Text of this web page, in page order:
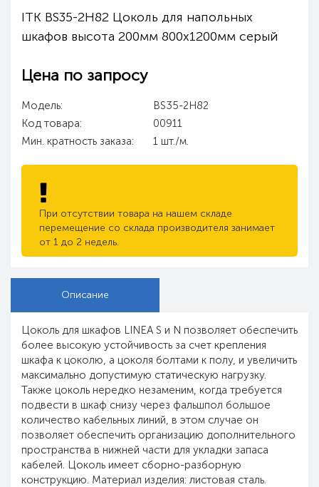
ITK BS35-2H82 Цоколь для напольных
шкафов высота 200мм 800х1200мм серый
Цена по запросу
Модель:
BS35-2H82
Код товара:
00911
Мин. кратность заказа:
1 шт./м.
При отсутствии товара на нашем складе
перемещение со склада производителя занимает
от 1 до 2 недель.
Описание
Цоколь для шкафов LINEA S и N позволяет обеспечить
более высокую устойчивость за счет крепления
шкафа к цоколю, а цоколя болтами к полу, и увеличить
максимально допустимую статическую нагрузку.
Также цоколь нередко незаменим, когда требуется
подвести в шкаф снизу через фальшпол большое
количество кабельных линий, в этом случае он
позволяет обеспечить организацию дополнительного
пространства в нижней части для укладки запаса
кабелей. Цоколь имеет сборно-разборную
конструкцию. Материал изделия: листовая сталь.